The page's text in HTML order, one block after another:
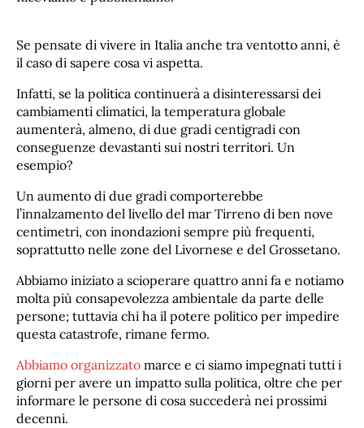
Se pensate di vivere in Italia anche tra ventotto anni, è
il caso di sapere cosa vi aspetta.
Infatti, se la politica continuerà a disinteressarsi dei
cambiamenti climatici, la temperatura globale
aumenterà, almeno, di due gradi centigradi con
conseguenze devastanti sui nostri territori. Un
esempio?
Un aumento di due gradi comporterebbe
l’innalzamento del livello del mar Tirreno di ben nove
centimetri, con inondazioni sempre più frequenti,
soprattutto nelle zone del Livornese e del Grossetano.
Abbiamo iniziato a scioperare quattro anni fa e notiamo
molta più consapevolezza ambientale da parte delle
persone; tuttavia chi ha il potere politico per impedire
questa catastrofe, rimane fermo.
Abbiamo organizzato marce e ci siamo impegnati tutti i
giorni per avere un impatto sulla politica, oltre che per
informare le persone di cosa succederà nei prossimi
decenni.